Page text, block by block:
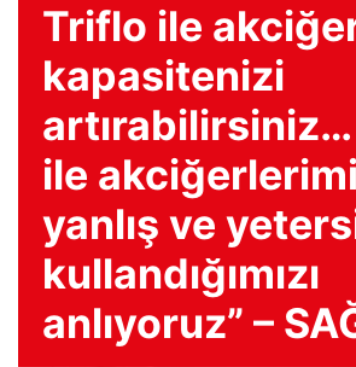
Triflo ile
kapasitenizi
ile
yanlış ve
kullandığımızı
anlıyoruz” –